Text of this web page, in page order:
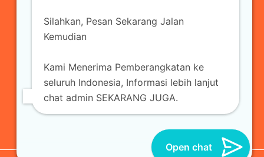
Home
Travel
Kirim Paket Blog Travel Kontak
Silahkan, Pesan Sekarang Jalan
Kemudian
Kami Menerima Pemberangkatan ke
seluruh Indonesia, Informasi lebih lanjut
chat admin SEKARANG JUGA.
Open chat